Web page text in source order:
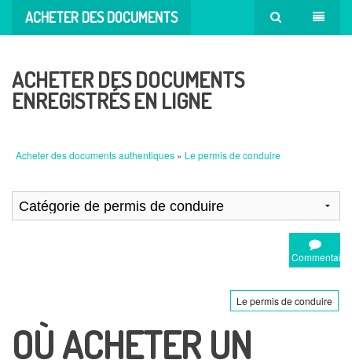
ACHETER DES DOCUMENTS
ACHETER DES DOCUMENTS
ENREGISTRÉS EN LIGNE
Acheter des documents authentiques » Le permis de conduire
Commentaire
Le permis de conduire
OÙ ACHETER UN